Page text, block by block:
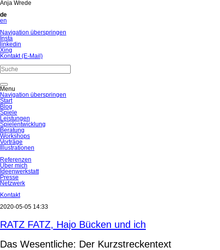
Anja Wrede
de
en
Navigation überspringen
Insta
linkedin
Xing
Kontakt (E-Mail)
Menu
Navigation überspringen
Start
Blog
Spiele
Leistungen
Spielentwicklung
Beratung
Workshops
Vorträge
Illustrationen
Referenzen
Über mich
Ideenwerkstatt
Presse
Netzwerk
Kontakt
2020-05-05 14:33
RATZ FATZ, Hajo Bücken und ich
Das Wesentliche: Der Kurzstreckentext